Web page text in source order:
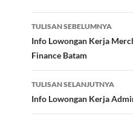
Navigasi
Tulisan
TULISAN SEBELUMNYA
Info Lowongan Kerja
Finance Batam
TULISAN SELANJUTNYA
Info Lowongan Kerja